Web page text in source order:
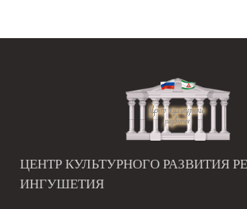
ЦЕНТР КУЛЬТУРНОГО РАЗВИТИЯ
ИНГУШЕТИЯ